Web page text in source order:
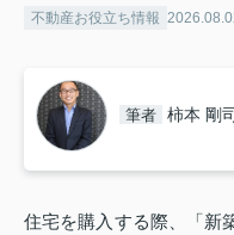
不動産お役立ち情報
筆者 柿本 剛司
住宅を購入する際、「新